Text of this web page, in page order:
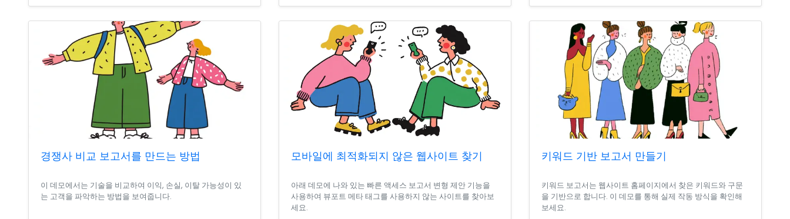
경쟁사 비교 보고서를 만드는 방법
이 데모에서는 기술을 비교하여 이익, 손실, 이탈 가능성이 있
는 고객을 파악하는 방법을 보여줍니다.
모바일에 최적화되지 않은 웹사이트 찾기
아래 데모에 나와 있는 빠른 액세스 보고서 변형 제안 기능을
사용하여 뷰포트 메타 태그를 사용하지 않는 사이트를 찾아보
세요.
키워드 기반 보고서 만들기
키워드 보고서는 웹사이트 홈페이지에서 찾은 키워드와 구문
을 기반으로 합니다. 이 데모를 통해 실제 작동 방식을 확인해
보세요.